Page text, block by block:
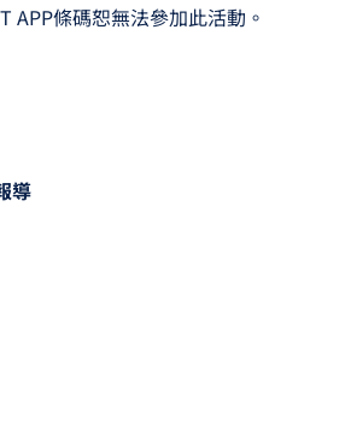
APP條碼恕無法參加此活動。
導